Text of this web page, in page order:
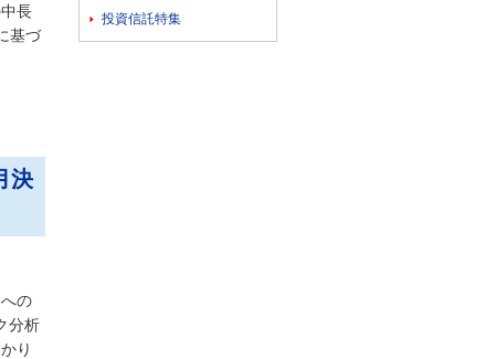
長
基づ
決
の
分析
り
 投資信託特集